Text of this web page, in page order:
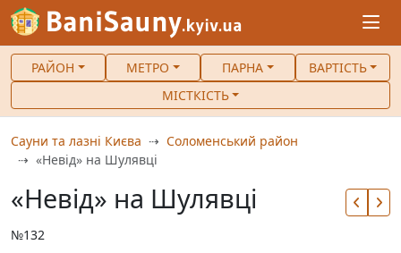
РАЙОН МЕТРО ПАРНА
ВАРТІСТЬ
МІСТКІСТЬ
Сауни та лазні Києва
Соломенський район
«Невід» на Шулявці
«Невід» на Шулявці
№132